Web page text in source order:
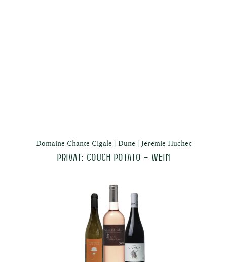
Domaine Chante Cigale Dune Jérémie Huchet
Privat: Couch Potato – Wein